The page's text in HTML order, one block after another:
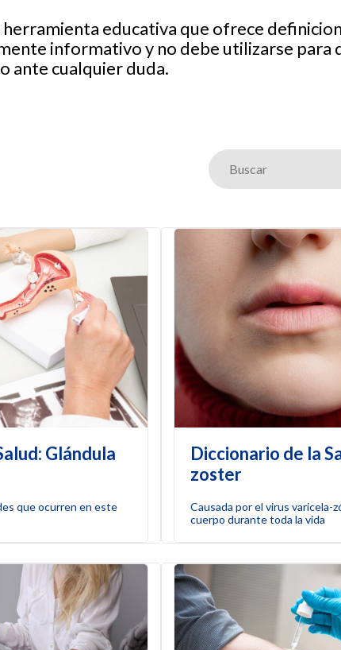
herramienta educativa que ofrece
informativo y no debe utilizarse
ante cualquier duda.
Glándula
que ocurren en este
Diccionario de la
zoster
Causada por el virus varicela-
cuerpo durante toda la vida